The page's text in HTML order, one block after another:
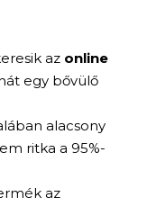
az online
egy bővülő
alacsony
ritka a 95%-
az